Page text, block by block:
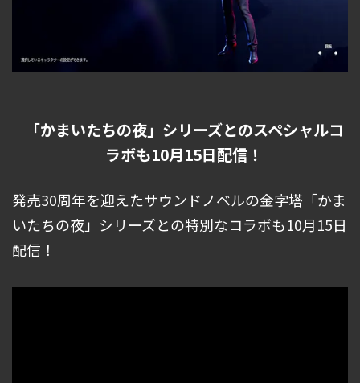
「かまいたちの夜」シリーズとのスペシャルコ
ラボも10月15日配信！
発売30周年を迎えたサウンドノベルの金字塔「かま
いたちの夜」シリーズとの特別なコラボも10月15日
配信！